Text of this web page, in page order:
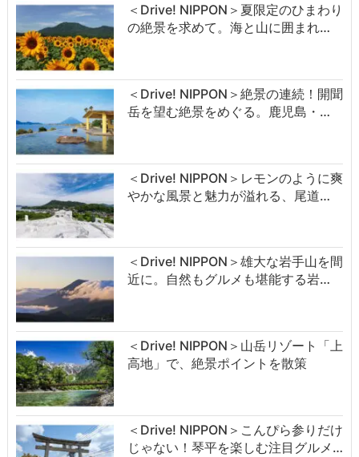
＜Drive! NIPPON＞夏限定のひまわり
の絶景を求めて。海と山に囲まれ…
＜Drive! NIPPON＞絶景の連続！開聞
岳を望む絶景をめぐる。鹿児島・…
＜Drive! NIPPON＞レモンのように爽
やかな風景と魅力が溢れる、尾道…
＜Drive! NIPPON＞雄大な岩手山を間
近に。自然もグルメも堪能する岩…
＜Drive! NIPPON＞山岳リゾート「上
高地」で、絶景ポイントを散策
＜Drive! NIPPON＞こんぴら参りだけ
じゃない！琴平を楽しむ注目グルメ…